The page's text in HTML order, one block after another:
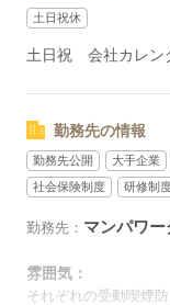
土日祝休
土日祝 会社カレン
勤務先の情報
勤務先公開 大手企業
社会保険制度
研修制
勤務先： マンパワ
雰囲気：
それぞれの受動喫煙